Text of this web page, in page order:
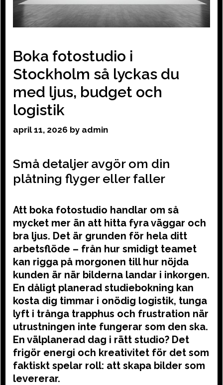
Boka fotostudio i
Stockholm så lyckas du
med ljus, budget och
logistik
april 11, 2026 by admin
Små detaljer avgör om din
plåtning flyger eller faller
Att boka fotostudio handlar om så
mycket mer än att hitta fyra väggar och
bra ljus. Det är grunden för hela ditt
arbetsflöde – från hur smidigt teamet
kan rigga på morgonen till hur nöjda
kunden är när bilderna landar i inkorgen.
En dåligt planerad studiebokning kan
kosta dig timmar i onödig logistik, tunga
lyft i trånga trapphus och frustration när
utrustningen inte fungerar som den ska.
En välplanerad dag i rätt studio? Det
frigör energi och kreativitet för det som
faktiskt spelar roll: att skapa bilder som
levererar.